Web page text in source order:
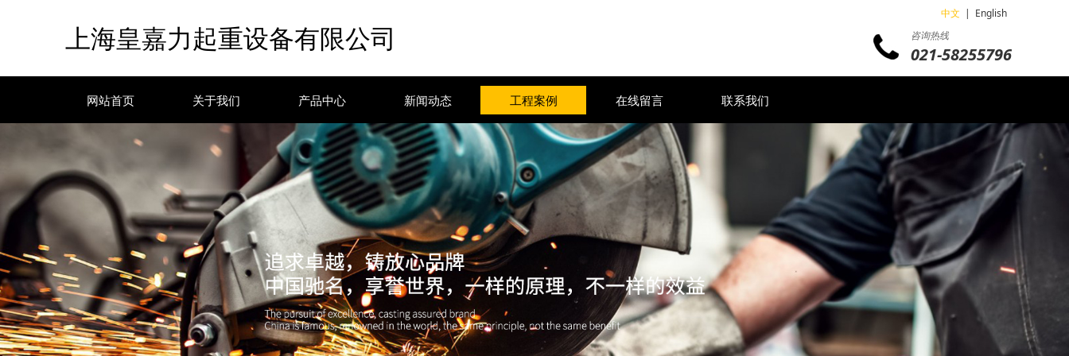
上海皇嘉力起重设备有限公司
中文 | English
咨询热线
021-58255796
网站首页 关于我们 产品中心 新闻动态 工程案例 在线留言 联系我们